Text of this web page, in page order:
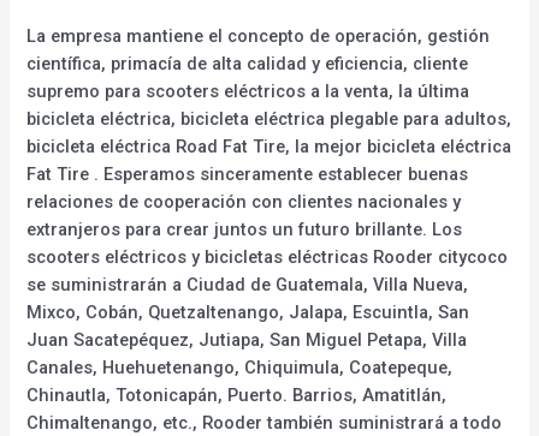
La empresa mantiene el concepto de operación, gestión
científica, primacía de alta calidad y eficiencia, cliente
supremo para scooters eléctricos a la venta, la última
bicicleta eléctrica, bicicleta eléctrica plegable para adultos,
bicicleta eléctrica Road Fat Tire, la mejor bicicleta eléctrica
Fat Tire . Esperamos sinceramente establecer buenas
relaciones de cooperación con clientes nacionales y
extranjeros para crear juntos un futuro brillante. Los
scooters eléctricos y bicicletas eléctricas Rooder citycoco
se suministrarán a Ciudad de Guatemala, Villa Nueva,
Mixco, Cobán, Quetzaltenango, Jalapa, Escuintla, San
Juan Sacatepéquez, Jutiapa, San Miguel Petapa, Villa
Canales, Huehuetenango, Chiquimula, Coatepeque,
Chinautla, Totonicapán, Puerto. Barrios, Amatitlán,
Chimaltenango, etc., Rooder también suministrará a todo